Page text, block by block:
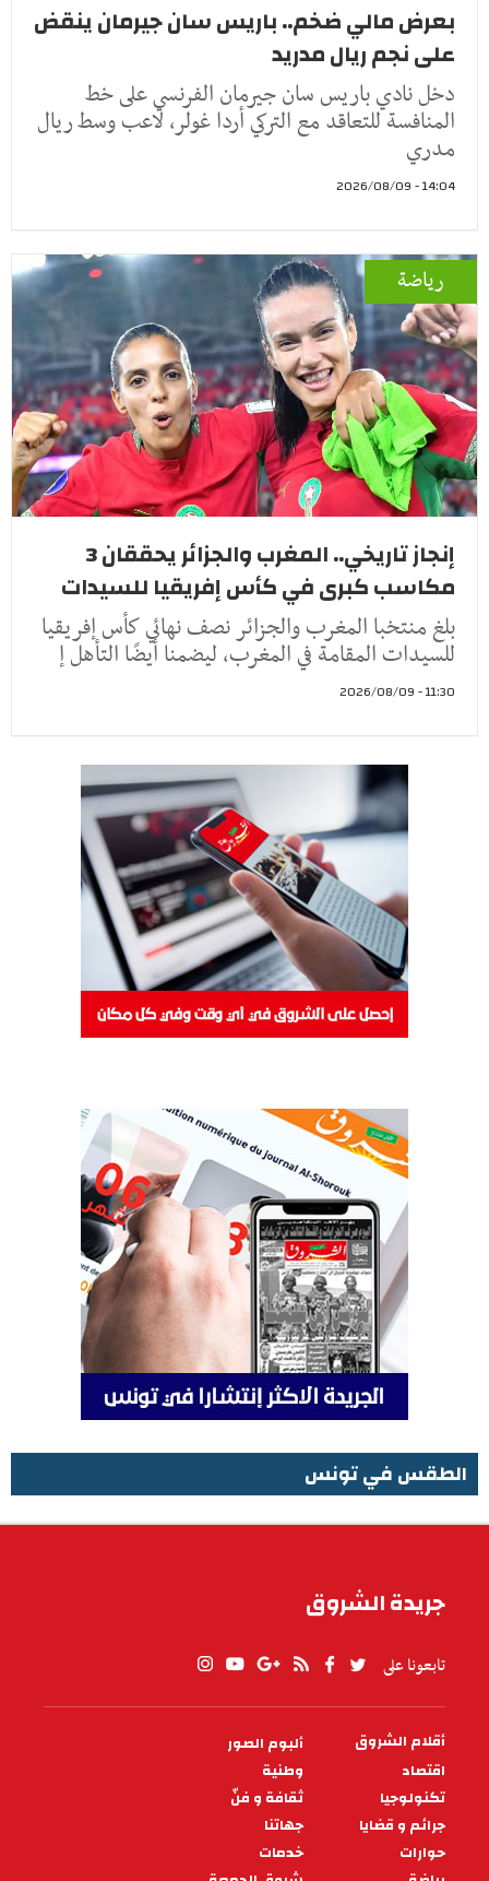
بعرض مالي ضخم.. باريس سان جيرمان ينقض
على نجم ريال مدريد
دخل نادي باريس سان جيرمان الفرنسي على خط
المنافسة للتعاقد مع التركي أردا غولر، لاعب وسط ريال
مدري
14:04 - 2026/08/09
رياضة
إنجاز تاريخي.. المغرب والجزائر يحققان 3
مكاسب كبرى في كأس إفريقيا للسيدات
بلغ منتخبا المغرب والجزائر نصف نهائي كأس إفريقيا
للسيدات المقامة في المغرب، ليضمنا أيضًا التأهل إ
11:30 - 2026/08/09
الطقس في تونس
جريدة الشروق
تابعونا على
PIED
DE
PAGE
أقلام الشروق
ألبوم الصور
اقتصاد
وطنية
تكنولوجيا
ثقافة و فنّ
جرائم و قضايا
جهاتنا
حوارات
خدمات